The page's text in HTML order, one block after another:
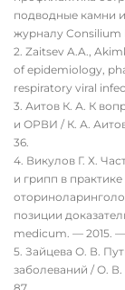
профилактика
подводные камни
журналу Consilium
Zaitsev A.A.,
of epidemiology,
respiratory viral
Аитов К. А. К
и ОРВИ / К. А.
36.
Викулов Г. Х.
и грипп в
позиции
medicum. — 2015. —
Зайцева О. В.
заболеваний / О.